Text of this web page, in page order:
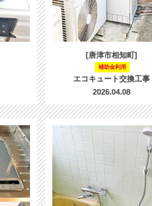
[唐津市相知町]
補助金利用
エコキュート交換工事
2026.04.08